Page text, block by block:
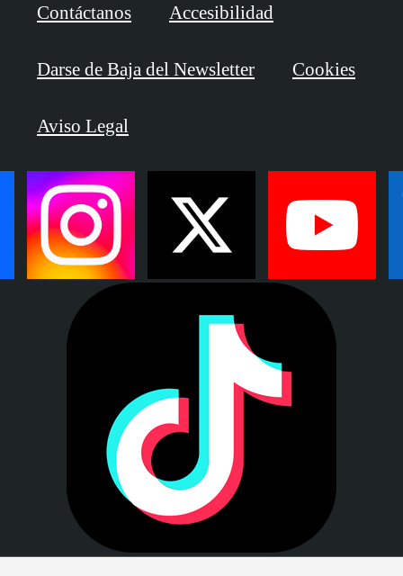
Contáctanos Accesibilidad
Darse de Baja del Newsletter Cookies
Aviso Legal